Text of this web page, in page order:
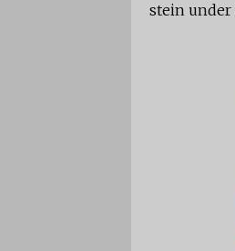
stein under